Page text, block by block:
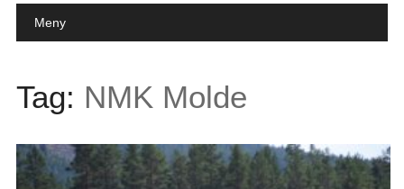
Main menu
Meny
Tag: NMK Molde